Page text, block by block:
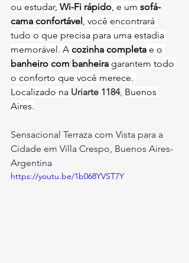
ou estudar, Wi-Fi rápido, e um sofá-
cama confortável, você encontrará
tudo o que precisa para uma estadia
memorável. A cozinha completa e o
banheiro com banheira garantem todo
o conforto que você merece.
Localizado na Uriarte 1184, Buenos
Aires.
Sensacional Terraza com Vista para a
Cidade em Villa Crespo, Buenos Aires-
Argentina
https://youtu.be/1b068YVST7Y